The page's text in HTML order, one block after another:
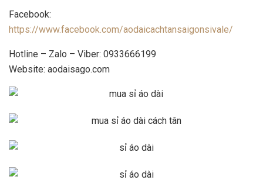
Facebook:
https://www.facebook.com/aodaicachtansaigonsivale/
Hotline – Zalo – Viber: 0933666199
Website: aodaisago.com